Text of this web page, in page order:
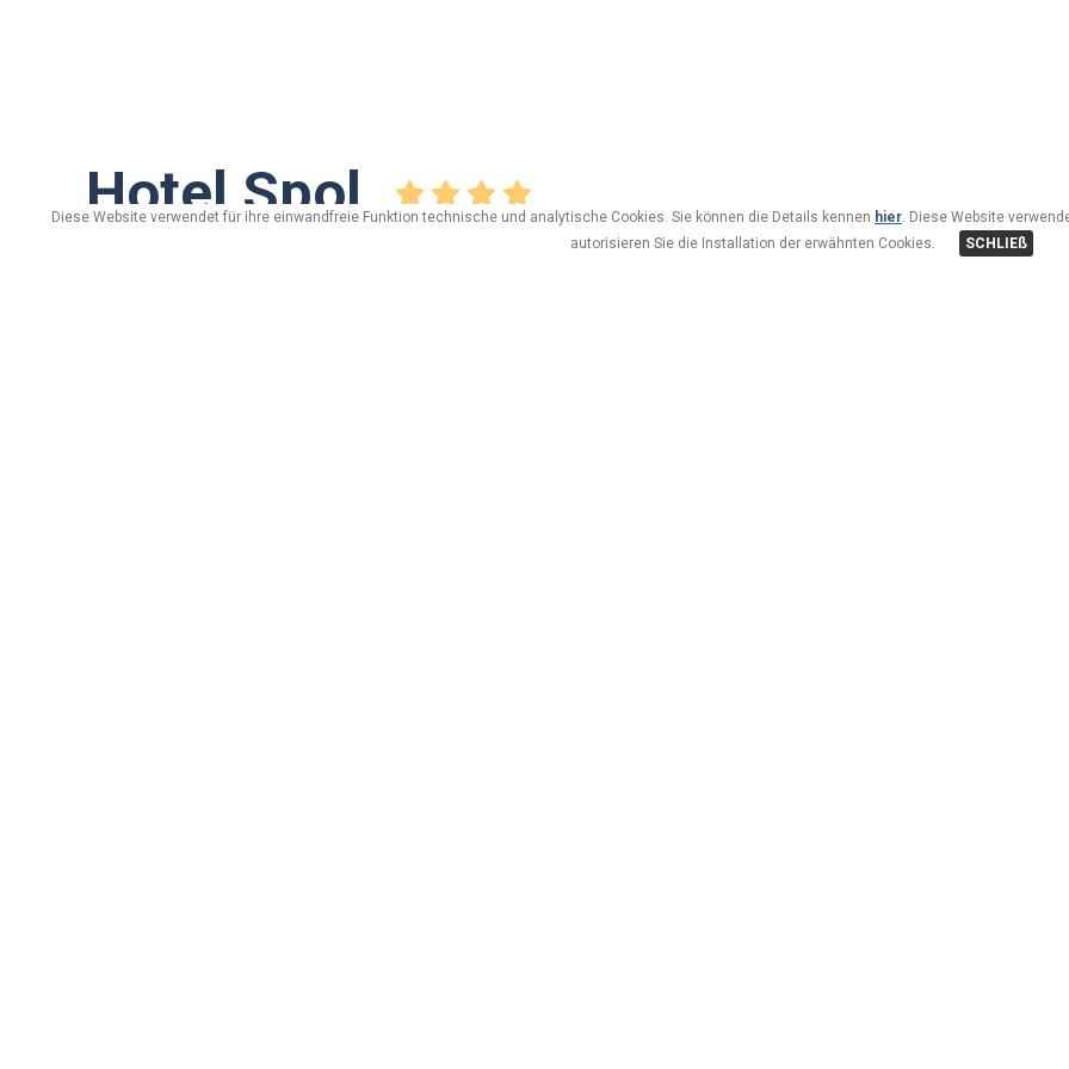
Hotel Spol
Diese Website verwendet für ihre einwandfreie Funktion technische und analytische Cookies. Sie können die Details kennen hier. Diese Website
autorisieren Sie die Installation der erwähnten Cookies.
SCHLIEß